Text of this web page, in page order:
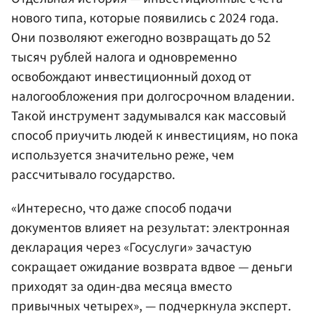
нового типа, которые появились с 2024 года.
Они позволяют ежегодно возвращать до 52
тысяч рублей налога и одновременно
освобождают инвестиционный доход от
налогообложения при долгосрочном владении.
Такой инструмент задумывался как массовый
способ приучить людей к инвестициям, но пока
используется значительно реже, чем
рассчитывало государство.
«Интересно, что даже способ подачи
документов влияет на результат: электронная
декларация через «Госуслуги» зачастую
сокращает ожидание возврата вдвое — деньги
приходят за один-два месяца вместо
привычных четырех», — подчеркнула эксперт.